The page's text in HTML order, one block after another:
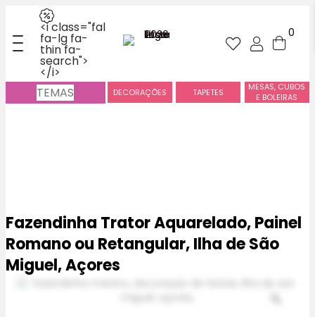
<i class="fal
fa-lg fa-
thin fa-
search">
</i>
0
TEMAS DECORAÇÕES TAPETES
MESAS, CUBOS
E BOLEIRAS
Fazendinha Trator Aquarelado, Painel
Romano ou Retangular, Ilha de São
Miguel, Açores